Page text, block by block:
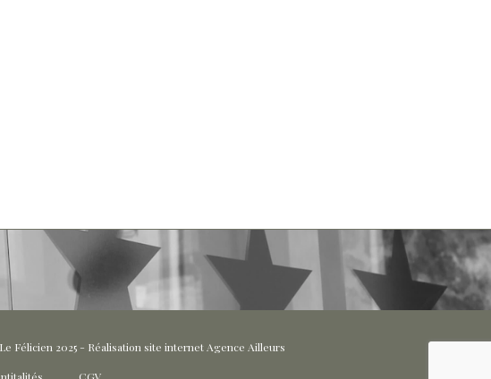
Félicien 2025 - Réalisation site internet Agence Ailleurs
CGV